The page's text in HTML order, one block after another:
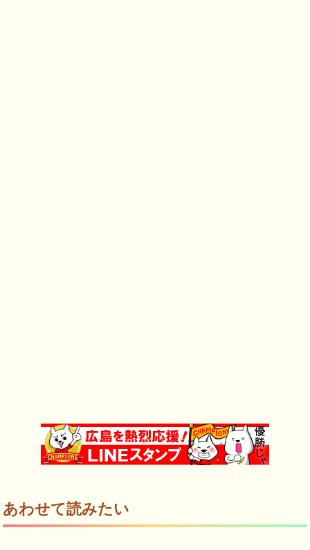
あわせて読みたい